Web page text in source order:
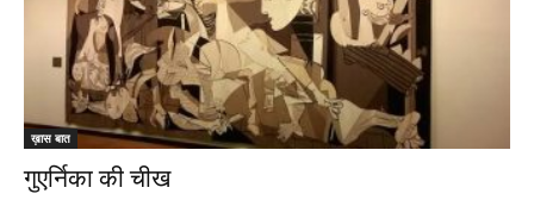
ख़ास बात
गुएर्निका की चीख